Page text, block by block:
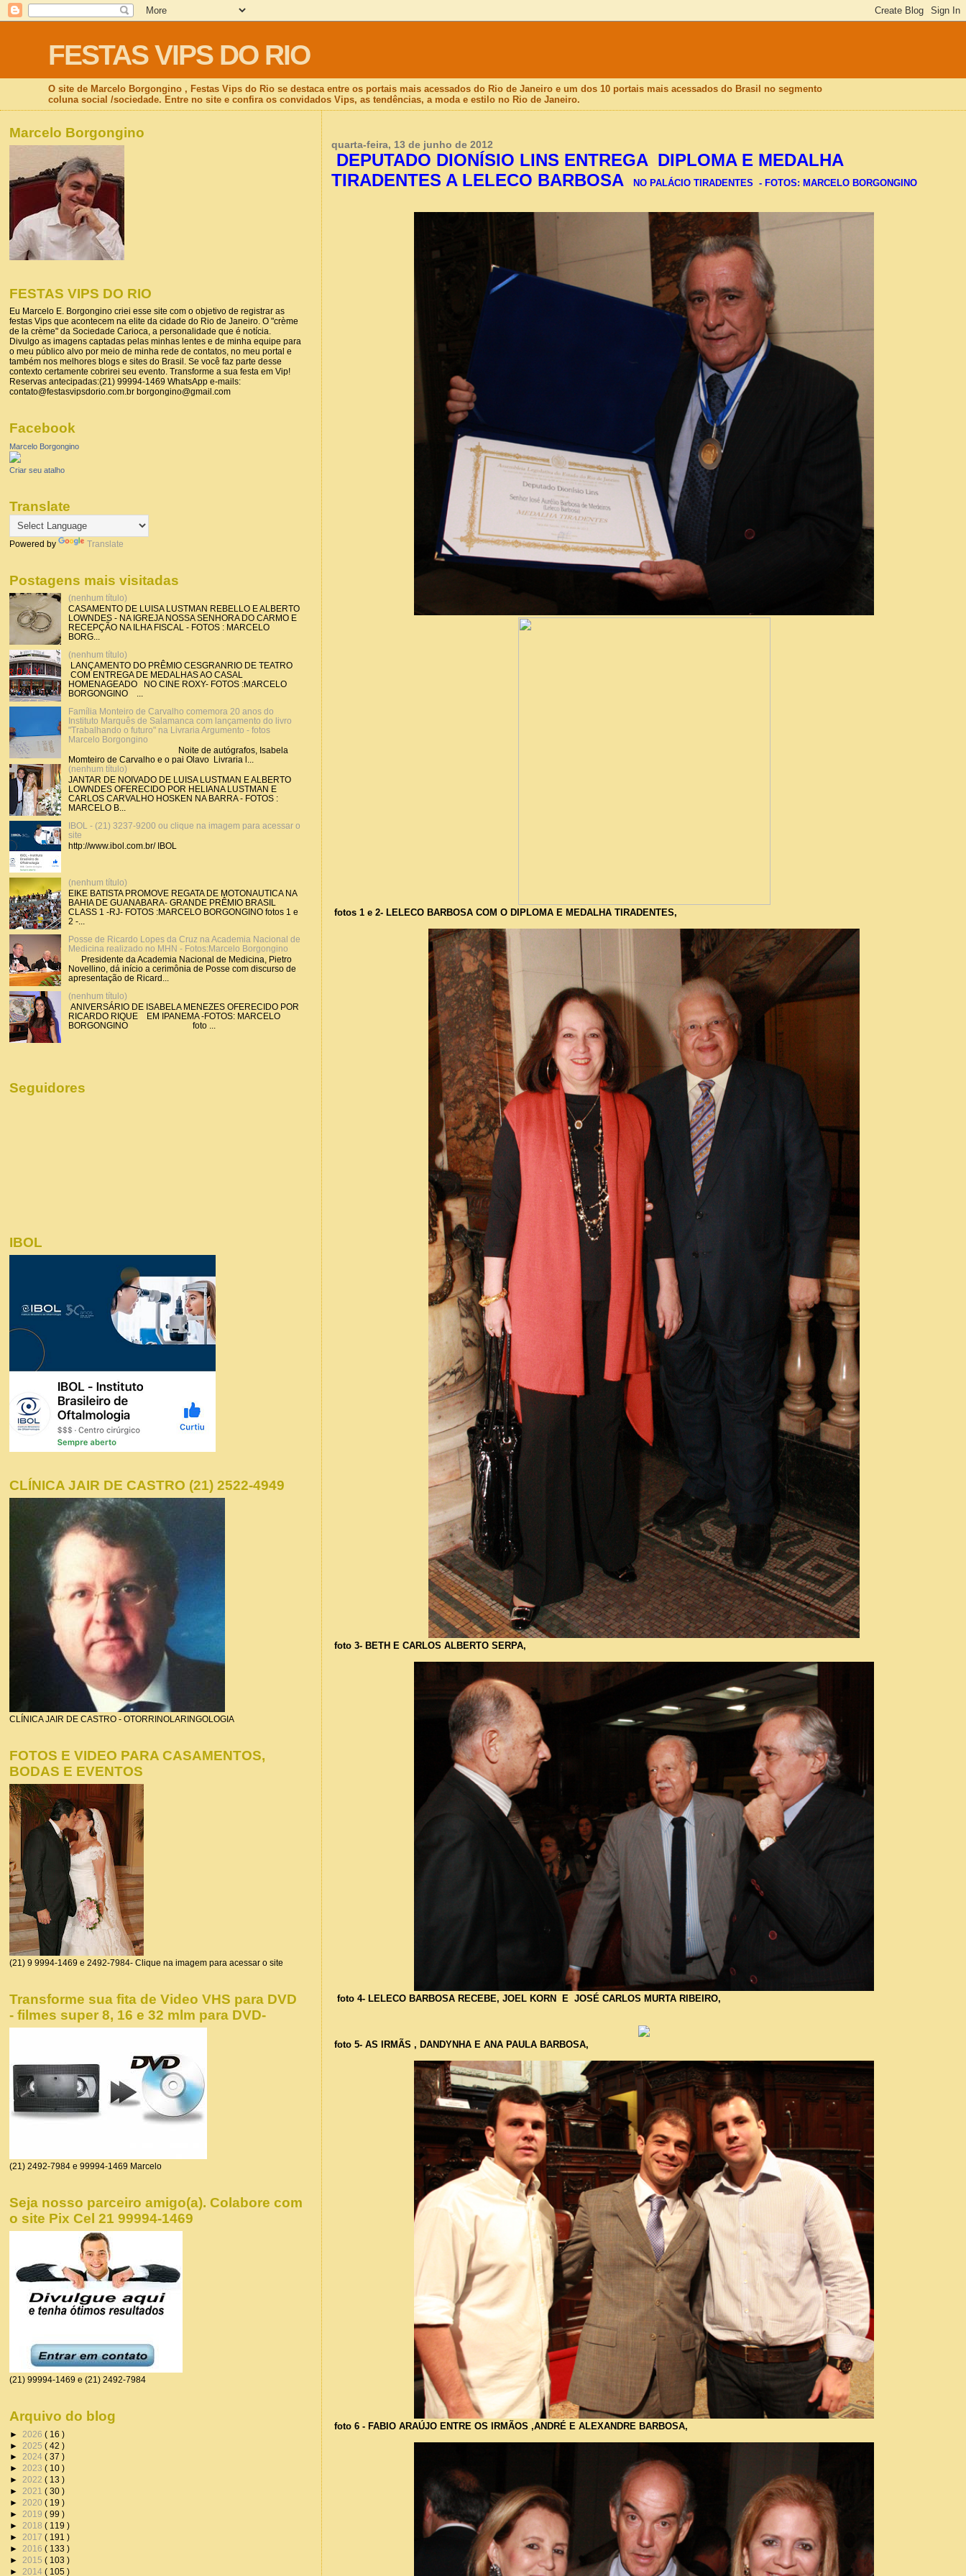
FESTAS VIPS DO RIO
O site de Marcelo Borgongino , Festas Vips do Rio se destaca entre os portais mais acessados do Rio de Janeiro e um dos 10 portais mais acessados do Brasil no segmento
coluna social /sociedade. Entre no site e confira os convidados Vips, as tendências, a moda e estilo no Rio de Janeiro.
quarta-feira, 13 de junho de 2012
DEPUTADO DIONÍSIO LINS ENTREGA DIPLOMA E MEDALHA
TIRADENTES A LELECO BARBOSANO PALÁCIO TIRADENTES - FOTOS: MARCELO BORGONGINO
fotos 1 e 2- LELECO BARBOSA COM O DIPLOMA E MEDALHA TIRADENTES,
foto 3- BETH E CARLOS ALBERTO SERPA,
foto 4- LELECO BARBOSA RECEBE, JOEL KORN E JOSÉ CARLOS MURTA RIBEIRO,
foto 5- AS IRMÃS , DANDYNHA E ANA PAULA BARBOSA,
foto 6 - FABIO ARAÚJO ENTRE OS IRMÃOS ,ANDRÉ E ALEXANDRE BARBOSA,
Marcelo Borgongino
FESTAS VIPS DO RIO
Eu Marcelo E. Borgongino criei esse site com o objetivo de registrar as
festas Vips que acontecem na elite da cidade do Rio de Janeiro. O "crème
de la crème" da Sociedade Carioca, a personalidade que é notícia.
Divulgo as imagens captadas pelas minhas lentes e de minha equipe para
o meu público alvo por meio de minha rede de contatos, no meu portal e
também nos melhores blogs e sites do Brasil. Se você faz parte desse
contexto certamente cobrirei seu evento. Transforme a sua festa em Vip!
Reservas antecipadas:(21) 99994-1469 WhatsApp e-mails:
contato@festasvipsdorio.com.br borgongino@gmail.com
Facebook
Marcelo Borgongino
Criar seu atalho
Translate
Powered by Translate
Postagens mais visitadas
(nenhum título)
CASAMENTO DE LUISA LUSTMAN REBELLO E ALBERTO
LOWNDES - NA IGREJA NOSSA SENHORA DO CARMO E
RECEPÇÃO NA ILHA FISCAL - FOTOS : MARCELO
BORG...
(nenhum título)
LANÇAMENTO DO PRÊMIO CESGRANRIO DE TEATRO
COM ENTREGA DE MEDALHAS AO CASAL
HOMENAGEADO NO CINE ROXY- FOTOS :MARCELO
BORGONGINO ...
Família Monteiro de Carvalho comemora 20 anos do
Instituto Marquês de Salamanca com lançamento do livro
"Trabalhando o futuro" na Livraria Argumento - fotos
Marcelo Borgongino
Noite de autógrafos, Isabela
Momteiro de Carvalho e o pai Olavo Livraria l...
(nenhum título)
JANTAR DE NOIVADO DE LUISA LUSTMAN E ALBERTO
LOWNDES OFERECIDO POR HELIANA LUSTMAN E
CARLOS CARVALHO HOSKEN NA BARRA - FOTOS :
MARCELO B...
IBOL - (21) 3237-9200 ou clique na imagem para acessar o
site
http://www.ibol.com.br/ IBOL
(nenhum título)
EIKE BATISTA PROMOVE REGATA DE MOTONAUTICA NA
BAHIA DE GUANABARA- GRANDE PRÊMIO BRASIL
CLASS 1 -RJ- FOTOS :MARCELO BORGONGINO fotos 1 e
2 -...
Posse de Ricardo Lopes da Cruz na Academia Nacional de
Medicina realizado no MHN - Fotos:Marcelo Borgongino
Presidente da Academia Nacional de Medicina, Pietro
Novellino, dá início a cerimônia de Posse com discurso de
apresentação de Ricard...
(nenhum título)
ANIVERSÁRIO DE ISABELA MENEZES OFERECIDO POR
RICARDO RIQUE EM IPANEMA -FOTOS: MARCELO
BORGONGINO foto ...
Seguidores
IBOL
CLÍNICA JAIR DE CASTRO (21) 2522-4949
CLÍNICA JAIR DE CASTRO - OTORRINOLARINGOLOGIA
FOTOS E VIDEO PARA CASAMENTOS,
BODAS E EVENTOS
(21) 9 9994-1469 e 2492-7984- Clique na imagem para acessar o site
Transforme sua fita de Video VHS para DVD
- filmes super 8, 16 e 32 mlm para DVD-
(21) 2492-7984 e 99994-1469 Marcelo
Seja nosso parceiro amigo(a). Colabore com
o site Pix Cel 21 99994-1469
(21) 99994-1469 e (21) 2492-7984
Arquivo do blog
► 2026 ( 16 )
► 2025 ( 42 )
► 2024 ( 37 )
► 2023 ( 10 )
► 2022 ( 13 )
► 2021 ( 30 )
► 2020 ( 19 )
► 2019 ( 99 )
► 2018 ( 119 )
► 2017 ( 191 )
► 2016 ( 133 )
► 2015 ( 103 )
► 2014 ( 105 )